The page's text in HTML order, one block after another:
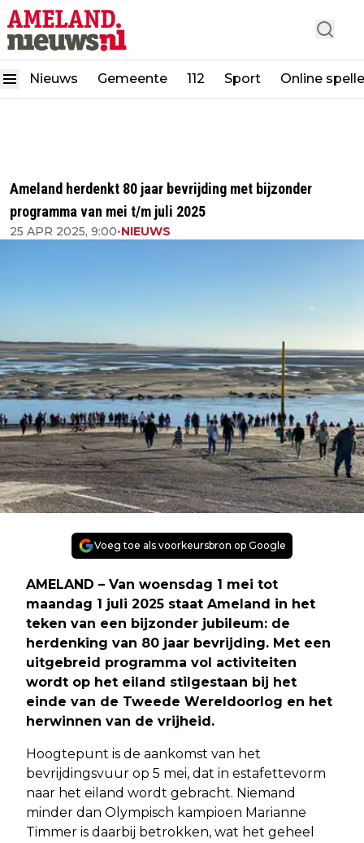
Nieuws Gemeente 112 Sport Online
Ameland herdenkt 80 jaar bevrijding met bijzonder
programma van mei t/m juli 2025
25 APR 2025, 9:00•NIEUWS
Voeg toe als voorkeursbron op Google
AMELAND – Van woensdag 1 mei tot
maandag 1 juli 2025 staat Ameland in het
teken van een bijzonder jubileum: de
herdenking van 80 jaar bevrijding. Met een
uitgebreid programma vol activiteiten
wordt op het eiland stilgestaan bij het
einde van de Tweede Wereldoorlog en het
herwinnen van de vrijheid.
Hoogtepunt is de aankomst van het
bevrijdingsvuur op 5 mei, dat in estafettevorm
naar het eiland wordt gebracht. Niemand
minder dan Olympisch kampioen Marianne
Timmer is daarbij betrokken, wat het geheel